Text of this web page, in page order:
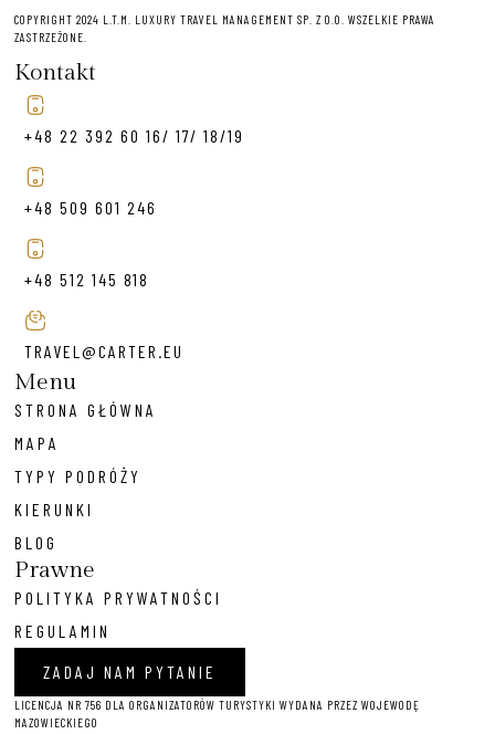
COPYRIGHT 2024 L.T.M. LUXURY TRAVEL MANAGEMENT SP. Z O.O. WSZELKIE PRAWA
ZASTRZEŻONE.
Kontakt
+48 22 392 60 16/ 17/ 18/19
+48 509 601 246
+48 512 145 818
TRAVEL@CARTER.EU
Menu
STRONA GŁÓWNA
MAPA
TYPY PODRÓŻY
KIERUNKI
BLOG
Prawne
POLITYKA PRYWATNOŚCI
REGULAMIN
ZADAJ NAM PYTANIE
LICENCJA NR 756 DLA ORGANIZATORÓW TURYSTYKI WYDANA PRZEZ WOJEWODĘ
MAZOWIECKIEGO